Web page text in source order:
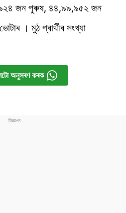
জন পুৰুষ, ৪৪,৯৯,৯৫২ জন
। মুঠ প্ৰাৰ্থীৰ সংখ্যা
অনুসৰণ কৰক